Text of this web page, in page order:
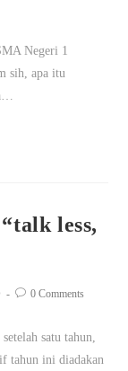
Negeri 1
sih, apa itu
less,
0 Comments
satu tahun,
tahun ini diadakan